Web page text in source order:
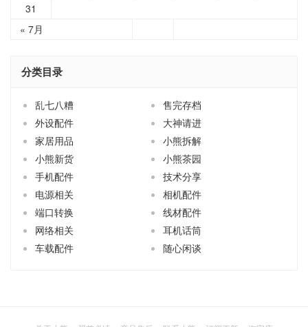
« 7月
31
分类目录
乱七八糟
售完存档
外设配件
大神请进
家居用品
小熊拆解
小熊新货
小熊茶园
手机配件
技术分享
电源相关
相机配件
端口转换
线材配件
网络相关
耳机话筒
车载配件
随心闲谈